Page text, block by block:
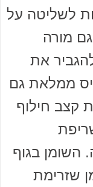
לשליטה על
מורה
את
ממלאת גם
קצב חילוף
השומן בגוף
שזרימת